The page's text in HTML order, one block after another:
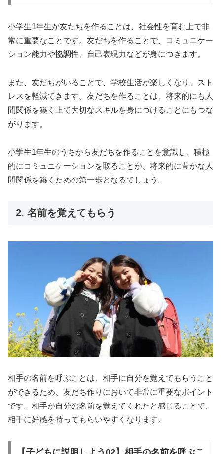
小学生1年生が友だちを作ることは、社会性を育む上で非
常に重要なことです。友だちを作ることで、コミュニケー
ション能力や協調性、自己表現力などが身につきます。
また、友だちがいることで、学校生活が楽しくなり、スト
レスを軽減できます。友だちを作ることは、将来的にも人
間関係を築く上で大切なスキルを身につけることにもつな
がります。
小学生1年生のうちから友だちを作ることを意識し、積極
的にコミュニケーションを取ることが、将来的に豊かな人
間関係を築くための第一歩となるでしょう。
2. 名前を覚えてもらう
相手の名前を呼ぶことは、相手に自分を覚えてもらうこと
ができるため、友だち作りにおいて非常に重要なポイント
です。相手が自分の名前を覚えてくれたと感じることで、
相手に好感を持ってもらいやすくなります。